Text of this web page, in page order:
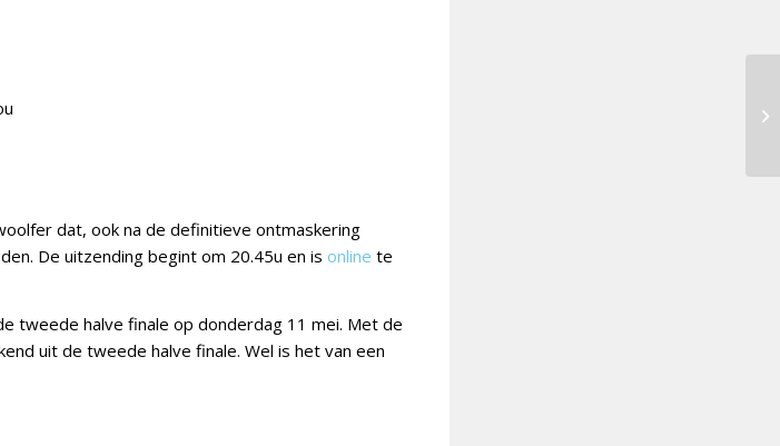
dat, ook na de definitieve ontmaskering
De uitzending begint om 20.45u en is online te
tweede halve finale op donderdag 11 mei. Met de
uit de tweede halve finale. Wel is het van een